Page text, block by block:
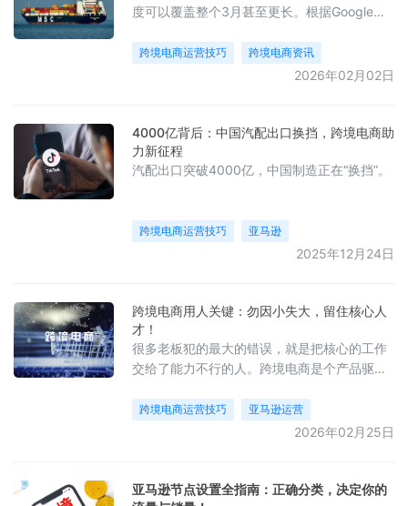
度可以覆盖整个3月甚至更长。根据Google
Patrick&#39;s Day”一词会在每年2月就开始
增量，在节日前后一周达到峰值。圣帕特里克
里克节已在更多的国家成为重要节日，众多“追
捧者”
跨境电商运营技巧 跨境电商资讯
2026年02月02日
4000亿背后：中国汽配出口换挡，跨境电商助
力新征程
汽配出口突破4000亿，中国制造正在“换挡”。
跨境电商运营技巧 亚马逊
2025年12月24日
跨境电商用人关键：勿因小失大，留住核心人
才！
很多老板犯的最大的错误，就是把核心的工作
交给了能力不行的人。跨境电商是个产品驱动
结果是很难好的，甚至可能会让你持续踩坑。
所以一些重要的岗位，比如：产品开发、运
动性大，反复招聘、培训消耗时间和人力成
跨境电商运营技巧 亚马逊运营
2026年02月25日
亚马逊节点设置全指南：正确分类，决定你的